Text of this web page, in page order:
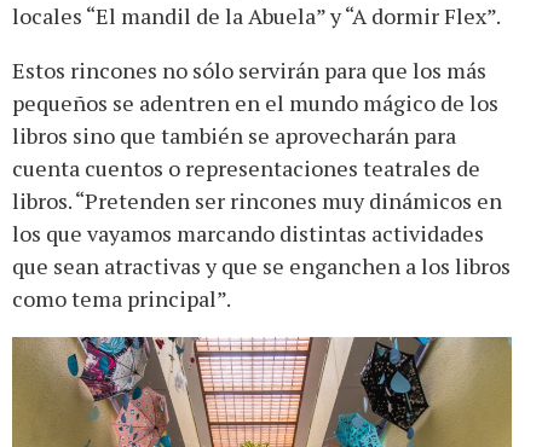
locales “El mandil de la Abuela” y “A dormir Flex”.
Estos rincones no sólo servirán para que los más
pequeños se adentren en el mundo mágico de los
libros sino que también se aprovecharán para
cuenta cuentos o representaciones teatrales de
libros. “Pretenden ser rincones muy dinámicos en
los que vayamos marcando distintas actividades
que sean atractivas y que se enganchen a los libros
como tema principal”.